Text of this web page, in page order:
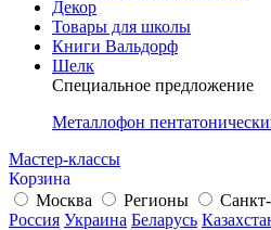
Декор
Товары для школы
Книги Вальдорф
Шелк
Специальное предложение
Металлофон
Мастер-классы
Корзина
Москва
Регионы
Россия Украина Беларусь